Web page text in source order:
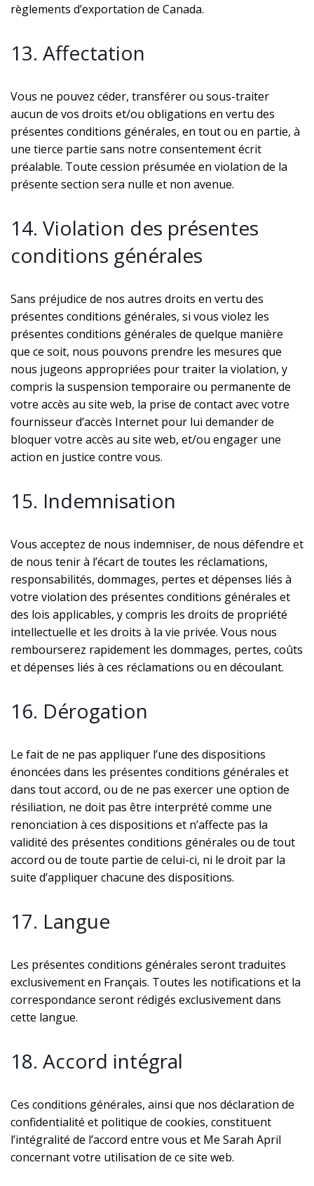
règlements d’exportation de Canada.
13. Affectation
Vous ne pouvez céder, transférer ou sous-traiter
aucun de vos droits et/ou obligations en vertu des
présentes conditions générales, en tout ou en partie, à
une tierce partie sans notre consentement écrit
préalable. Toute cession présumée en violation de la
présente section sera nulle et non avenue.
14. Violation des présentes
conditions générales
Sans préjudice de nos autres droits en vertu des
présentes conditions générales, si vous violez les
présentes conditions générales de quelque manière
que ce soit, nous pouvons prendre les mesures que
nous jugeons appropriées pour traiter la violation, y
compris la suspension temporaire ou permanente de
votre accès au site web, la prise de contact avec votre
fournisseur d’accès Internet pour lui demander de
bloquer votre accès au site web, et/ou engager une
action en justice contre vous.
15. Indemnisation
Vous acceptez de nous indemniser, de nous défendre et
de nous tenir à l’écart de toutes les réclamations,
responsabilités, dommages, pertes et dépenses liés à
votre violation des présentes conditions générales et
des lois applicables, y compris les droits de propriété
intellectuelle et les droits à la vie privée. Vous nous
rembourserez rapidement les dommages, pertes, coûts
et dépenses liés à ces réclamations ou en découlant.
16. Dérogation
Le fait de ne pas appliquer l’une des dispositions
énoncées dans les présentes conditions générales et
dans tout accord, ou de ne pas exercer une option de
résiliation, ne doit pas être interprété comme une
renonciation à ces dispositions et n’affecte pas la
validité des présentes conditions générales ou de tout
accord ou de toute partie de celui-ci, ni le droit par la
suite d’appliquer chacune des dispositions.
17. Langue
Les présentes conditions générales seront traduites
exclusivement en Français. Toutes les notifications et la
correspondance seront rédigés exclusivement dans
cette langue.
18. Accord intégral
Ces conditions générales, ainsi que nos déclaration de
confidentialité et politique de cookies, constituent
l’intégralité de l’accord entre vous et Me Sarah April
concernant votre utilisation de ce site web.